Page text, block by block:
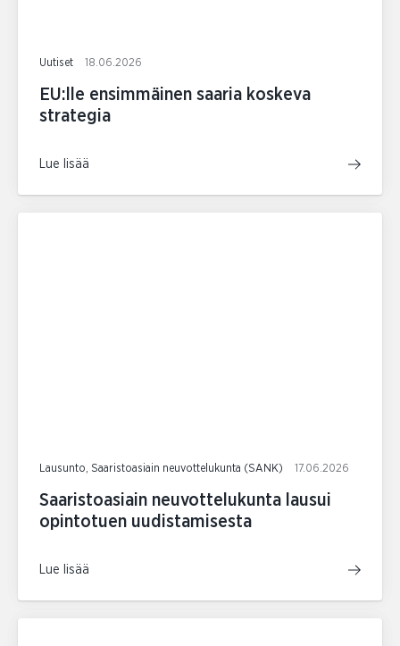
Uutiset 18.06.2026
EU:lle ensimmäinen saaria koskeva
strategia
Lue lisää
Lausunto, Saaristoasiain neuvottelukunta (SANK) 17.06.2026
Saaristoasiain neuvottelukunta lausui
opintotuen uudistamisesta
Lue lisää